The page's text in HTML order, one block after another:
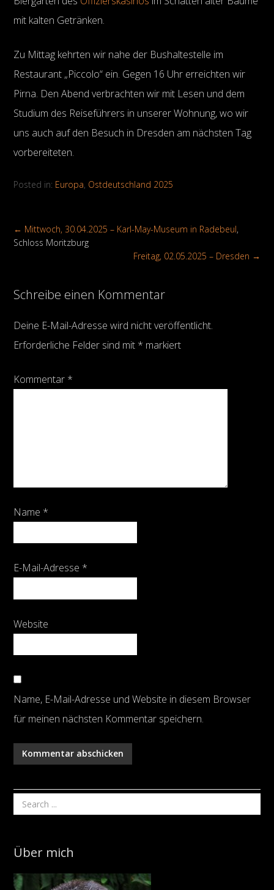
mit kalten Getränken.
Zu Mittag kehrten wir nahe der Bushaltestelle im
Restaurant „Piccolo“ ein. Gegen 16 Uhr erreichten wir
Pirna. Den Abend verbrachten wir mit Lesen und dem
Studium des Reiseführers in unserer Wohnung, wo wir
uns auch auf den Besuch in Dresden am nächsten Tag
vorbereiteten.
Posted in: Europa, Ostdeutschland 2025
← Mittwoch, 30.04.2025 – Karl-May-Museum in Radebeul,
Schloss Moritzburg
Freitag, 02.05.2025 – Dresden →
Schreibe einen Kommentar
Deine E-Mail-Adresse wird nicht veröffentlicht.
Erforderliche Felder sind mit * markiert
Kommentar *
Name *
E-Mail-Adresse *
Website
Name, E-Mail-Adresse und Website in diesem Browser
für meinen nächsten Kommentar speichern.
Über mich